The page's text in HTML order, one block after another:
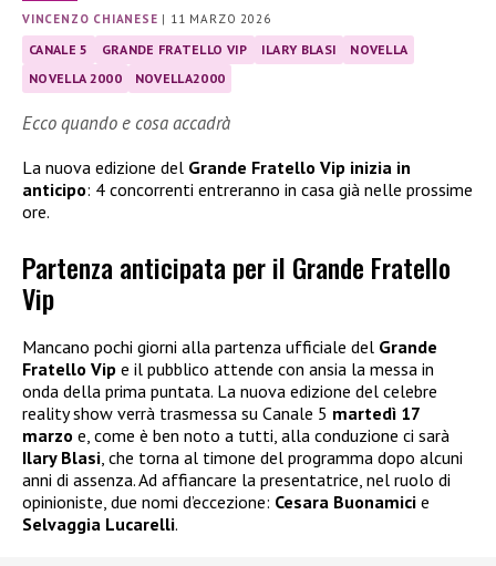
VINCENZO CHIANESE | 11 MARZO 2026
CANALE 5 GRANDE FRATELLO VIP ILARY BLASI
NOVELLA
NOVELLA 2000
NOVELLA2000
Ecco quando e cosa accadrà
La nuova edizione del Grande Fratello Vip inizia in
anticipo: 4 concorrenti entreranno in casa già nelle prossime
ore.
Partenza anticipata per il Grande Fratello
Vip
Mancano pochi giorni alla partenza ufficiale del Grande
Fratello Vip e il pubblico attende con ansia la messa in
onda della prima puntata. La nuova edizione del celebre
reality show verrà trasmessa su Canale 5 martedì 17
marzo e, come è ben noto a tutti, alla conduzione ci sarà
Ilary Blasi, che torna al timone del programma dopo alcuni
anni di assenza. Ad affiancare la presentatrice, nel ruolo di
opinioniste, due nomi d’eccezione: Cesara Buonamici e
Selvaggia Lucarelli.